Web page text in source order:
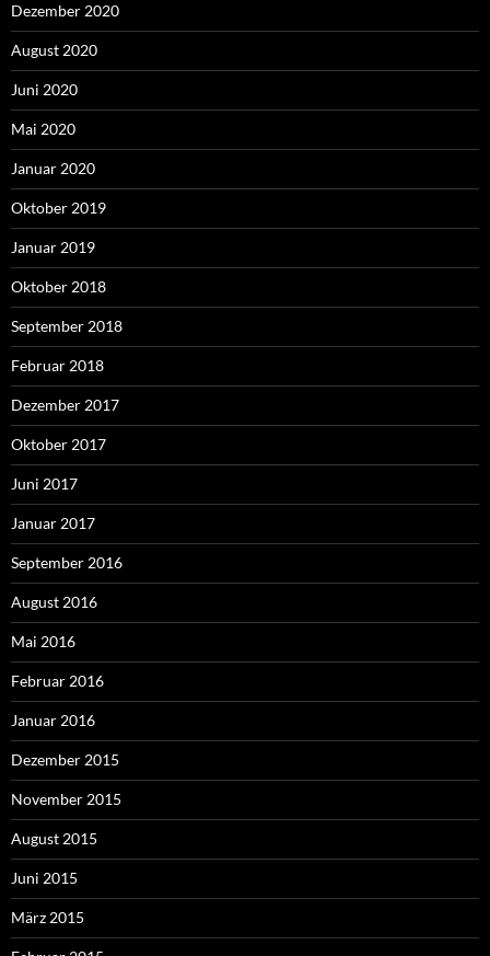
Dezember 2020
August 2020
Juni 2020
Mai 2020
Januar 2020
Oktober 2019
Januar 2019
Oktober 2018
September 2018
Februar 2018
Dezember 2017
Oktober 2017
Juni 2017
Januar 2017
September 2016
August 2016
Mai 2016
Februar 2016
Januar 2016
Dezember 2015
November 2015
August 2015
Juni 2015
März 2015